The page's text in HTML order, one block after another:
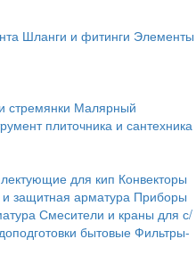
Шланги и фитинги Элементы
стремянки Малярный
плиточника и сантехника
для кип Конвекторы
защитная арматура Приборы
Смесители и краны для с/
бытовые Фильтры-